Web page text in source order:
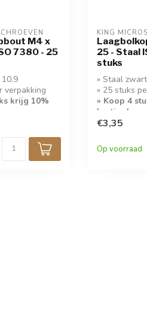
M4 x
7380 - 25
verpakking
krijg 10%
KING
25 - Staal
stuks
» Staal
» 25 stuks
» Koop 4
korting!
€3,35
Op voorraad